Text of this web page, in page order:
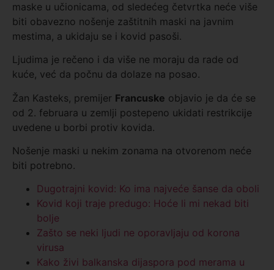
maske u učionicama, od sledećeg četvrtka neće više
biti obavezno nošenje zaštitnih maski na javnim
mestima, a ukidaju se i kovid pasoši.
Ljudima je rečeno i da više ne moraju da rade od
kuće, već da počnu da dolaze na posao.
Žan Kasteks, premijer Francuske objavio je da će se
od 2. februara u zemlji postepeno ukidati restrikcije
uvedene u borbi protiv kovida.
Nošenje maski u nekim zonama na otvorenom neće
biti potrebno.
Dugotrajni kovid: Ko ima najveće šanse da oboli
Kovid koji traje predugo: Hoće li mi nekad biti
bolje
Zašto se neki ljudi ne oporavljaju od korona
virusa
Kako živi balkanska dijaspora pod merama u